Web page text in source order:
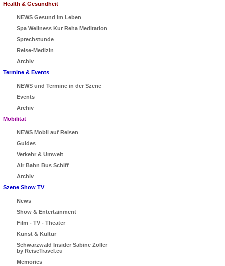
Health & Gesundheit
NEWS Gesund im Leben
Spa Wellness Kur Reha Meditation
Sprechstunde
Reise-Medizin
Archiv
Termine & Events
NEWS und Termine in der Szene
Events
Archiv
Mobilität
NEWS Mobil auf Reisen
Guides
Verkehr & Umwelt
Air Bahn Bus Schiff
Archiv
Szene Show TV
News
Show & Entertainment
Film - TV - Theater
Kunst & Kultur
Schwarzwald Insider Sabine Zoller
by ReiseTravel.eu
Memories